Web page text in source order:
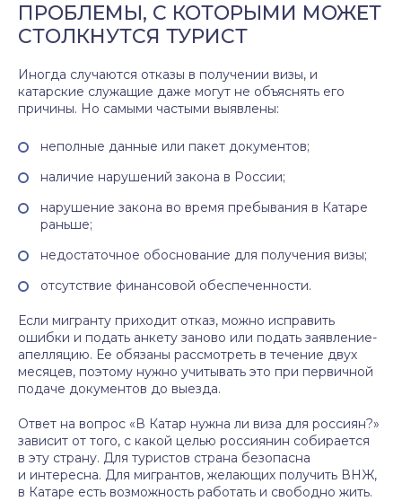
ПРОБЛЕМЫ, С КОТОРЫМИ МОЖЕТ
СТОЛКНУТСЯ ТУРИСТ
Иногда случаются отказы в получении визы, и
катарские служащие даже могут не объяснять его
причины. Но самыми частыми выявлены:
неполные данные или пакет документов;
наличие нарушений закона в России;
нарушение закона во время пребывания в Катаре
раньше;
недостаточное обоснование для получения визы;
отсутствие финансовой обеспеченности.
Если мигранту приходит отказ, можно исправить
ошибки и подать анкету заново или подать заявление-
апелляцию. Ее обязаны рассмотреть в течение двух
месяцев, поэтому нужно учитывать это при первичной
подаче документов до выезда.
Ответ на вопрос «В Катар нужна ли виза для россиян?»
зависит от того, с какой целью россиянин собирается
в эту страну. Для туристов страна безопасна
и интересна. Для мигрантов, желающих получить ВНЖ,
в Катаре есть возможность работать и свободно жить.